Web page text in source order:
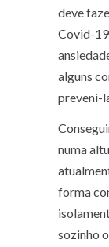
deve
Covid-
alguns
preveni-
numa
forma
sozinho